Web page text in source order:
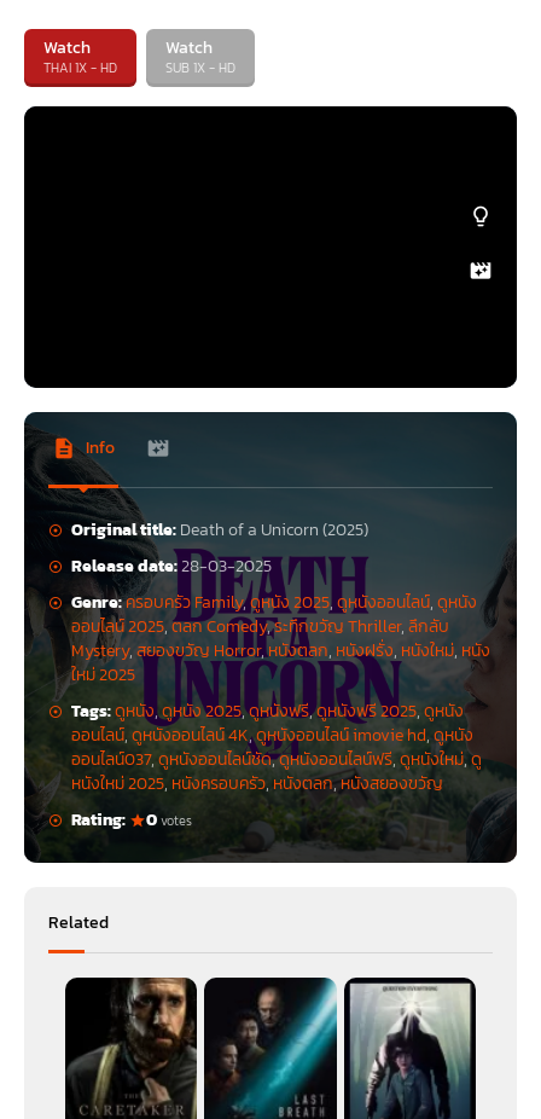
Watch
THAI 1X - HD
Watch
SUB 1X - HD
Info
Original title:Death of a Unicorn (2025)
Release date:28-03-2025
Genre:ครอบครัว Family,ดูหนัง 2025,ดูหนังออนไลน์,ดูหนัง
ออนไลน์ 2025,ตลก Comedy,ระทึกขวัญ Thriller,ลึกลับ
Mystery,สยองขวัญ Horror,หนังตลก, หนังฝรั่ง, หนังใหม่, หนัง
ใหม่ 2025
Tags:ดูหนัง,ดูหนัง 2025,ดูหนังฟรี,ดูหนังฟรี 2025,ดูหนัง
ออนไลน์,ดูหนังออนไลน์ 4K,ดูหนังออนไลน์ imovie hd,ดูหนัง
ออนไลน์037,ดูหนังออนไลน์ชัด,ดูหนังออนไลน์ฟรี,ดูหนังใหม่,ดู
หนังใหม่ 2025, หนังครอบครัว, หนังตลก,หนังสยองขวัญ
Rating:
0votes
Related